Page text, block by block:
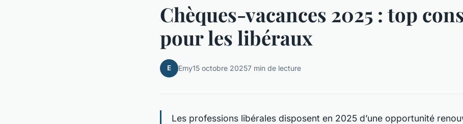
Chèques-vacances 2025 : top
pour les libéraux
E Emy15 octobre 20257 min de lecture
Les professions libérales disposent en 2025 d’une opportunité